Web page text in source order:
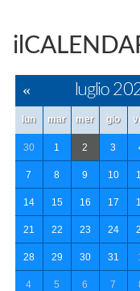
« luglio
lun mar mer gio
30 1 2 3
7 8 9 10
14 15 16 17
21 22 23 24
28 29 30 31
4 5 6 7